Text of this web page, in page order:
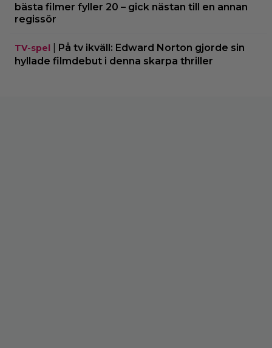
bästa filmer fyller 20 – gick nästan till en annan
regissör
TV-spel
På tv ikväll: Edward Norton gjorde sin
hyllade filmdebut i denna skarpa thriller